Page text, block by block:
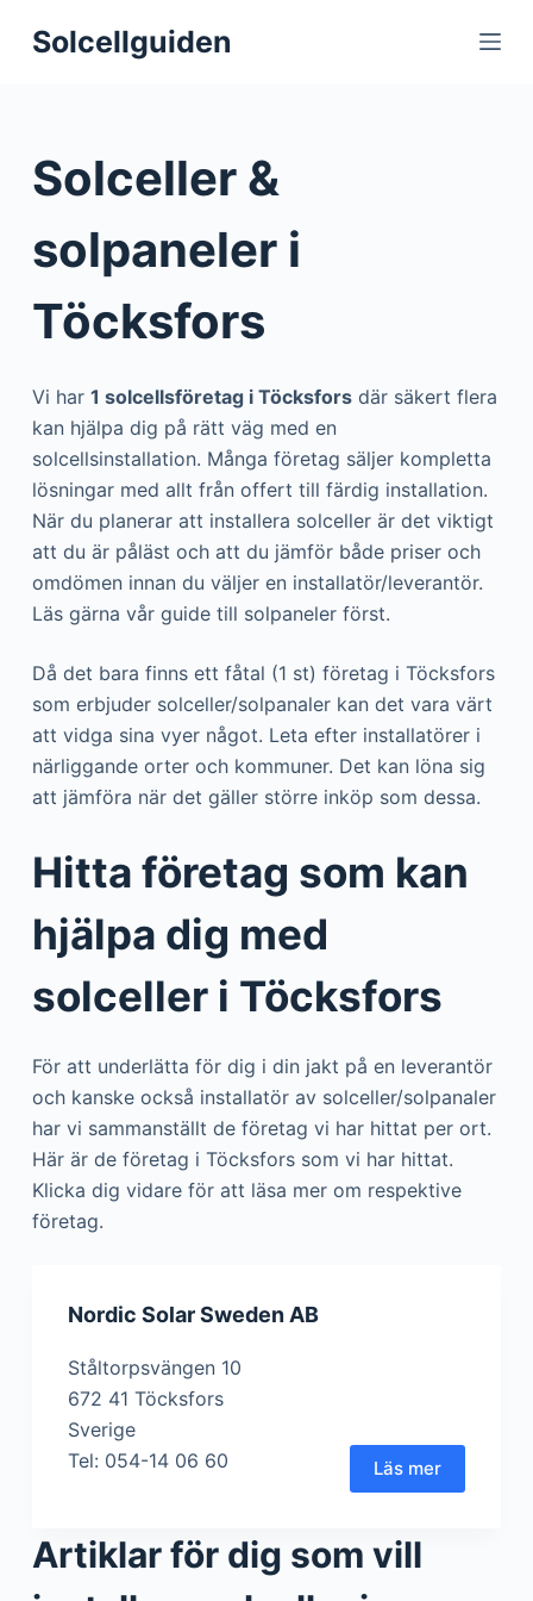
S
o
o
Solcellguiden
Solceller &
solpaneler i
Töcksfors
Vi har 1 solcellsföretag i Töcksforsdär säkert flera
kan hjälpa dig på rätt väg med en
solcellsinstallation. Många företag säljer kompletta
lösningar med allt från offert till färdig installation.
När du planerar att installera solceller är det viktigt
att du är påläst och att du jämför både priser och
omdömen innan du väljer en installatör/leverantör.
Läs gärna vår guide till solpaneler först.
Då det bara finns ett fåtal (1 st) företag i Töcksfors
som erbjuder solceller/solpanaler kan det vara värt
att vidga sina vyer något. Leta efter installatörer i
närliggande orter och kommuner. Det kan löna sig
att jämföra när det gäller större inköp som dessa.
Hitta företag som kan
hjälpa dig med
solceller i Töcksfors
För att underlätta för dig i din jakt på en leverantör
och kanske också installatör av solceller/solpanaler
har vi sammanställt de företag vi har hittat per ort.
Här är de företag i Töcksfors som vi har hittat.
Klicka dig vidare för att läsa mer om respektive
företag.
Nordic Solar Sweden AB
Ståltorpsvängen 10
672 41 Töcksfors
Sverige
Tel: 054-14 06 60
Läs mer
Artiklar för dig som vill